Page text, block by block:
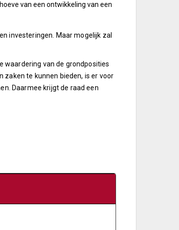
van een ontwikkeling van een
investeringen. Maar mogelijk zal
waardering van de grondposities
zaken te kunnen bieden, is er voor
Daarmee krijgt de raad een